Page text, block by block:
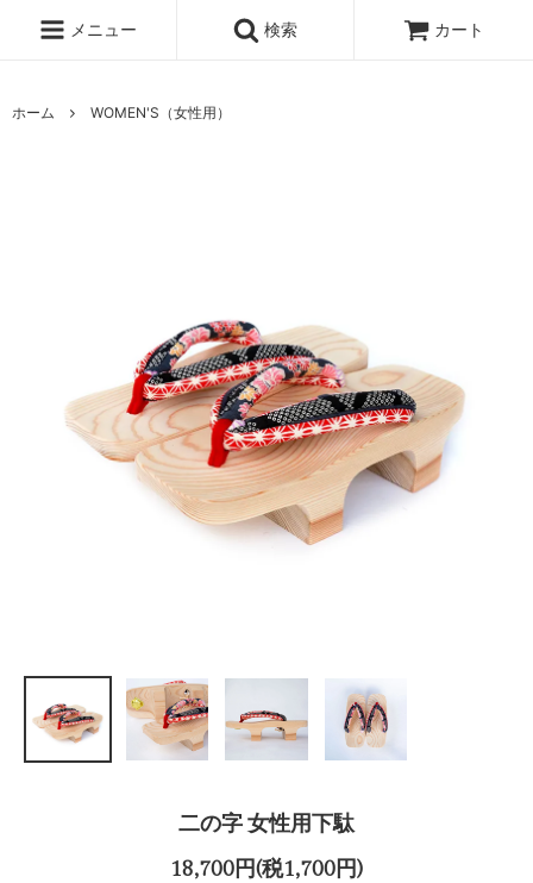
メニュー 検索 カート
ホーム WOMEN'S（女性用）
二の字 女性用下駄
18,700円(税1,700円)